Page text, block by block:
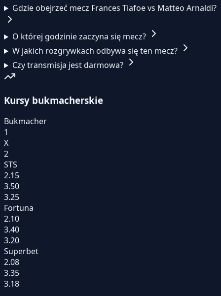
Gdzie obejrzeć mecz Frances Tiafoe vs Matteo Arnaldi?
O której godzinie zaczyna się mecz?
W jakich rozgrywkach odbywa się ten mecz?
Czy transmisja jest darmowa?
Kursy bukmacherskie
Bukmacher
1
X
2
STS
2.15
3.50
3.25
Fortuna
2.10
3.40
3.20
Superbet
2.08
3.35
3.18